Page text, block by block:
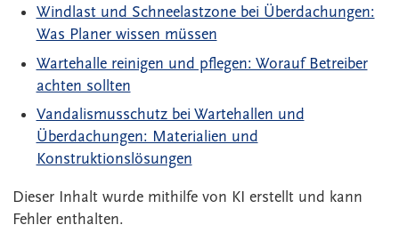
Windlast und Schneelastzone bei Überdachungen:
Was Planer wissen müssen
Wartehalle reinigen und pflegen: Worauf Betreiber
achten sollten
Vandalismusschutz bei Wartehallen und
Überdachungen: Materialien und
Konstruktionslösungen
Dieser Inhalt wurde mithilfe von KI erstellt und kann
Fehler enthalten.